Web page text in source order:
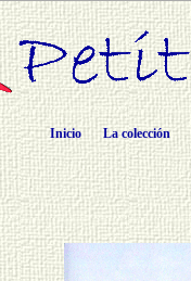
Inicio La colección